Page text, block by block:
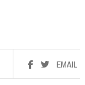
EMAIL